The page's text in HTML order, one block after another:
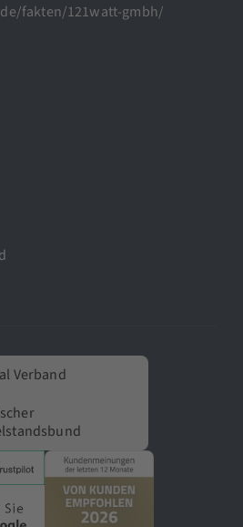
fakten/121watt-gmbh/
Verband